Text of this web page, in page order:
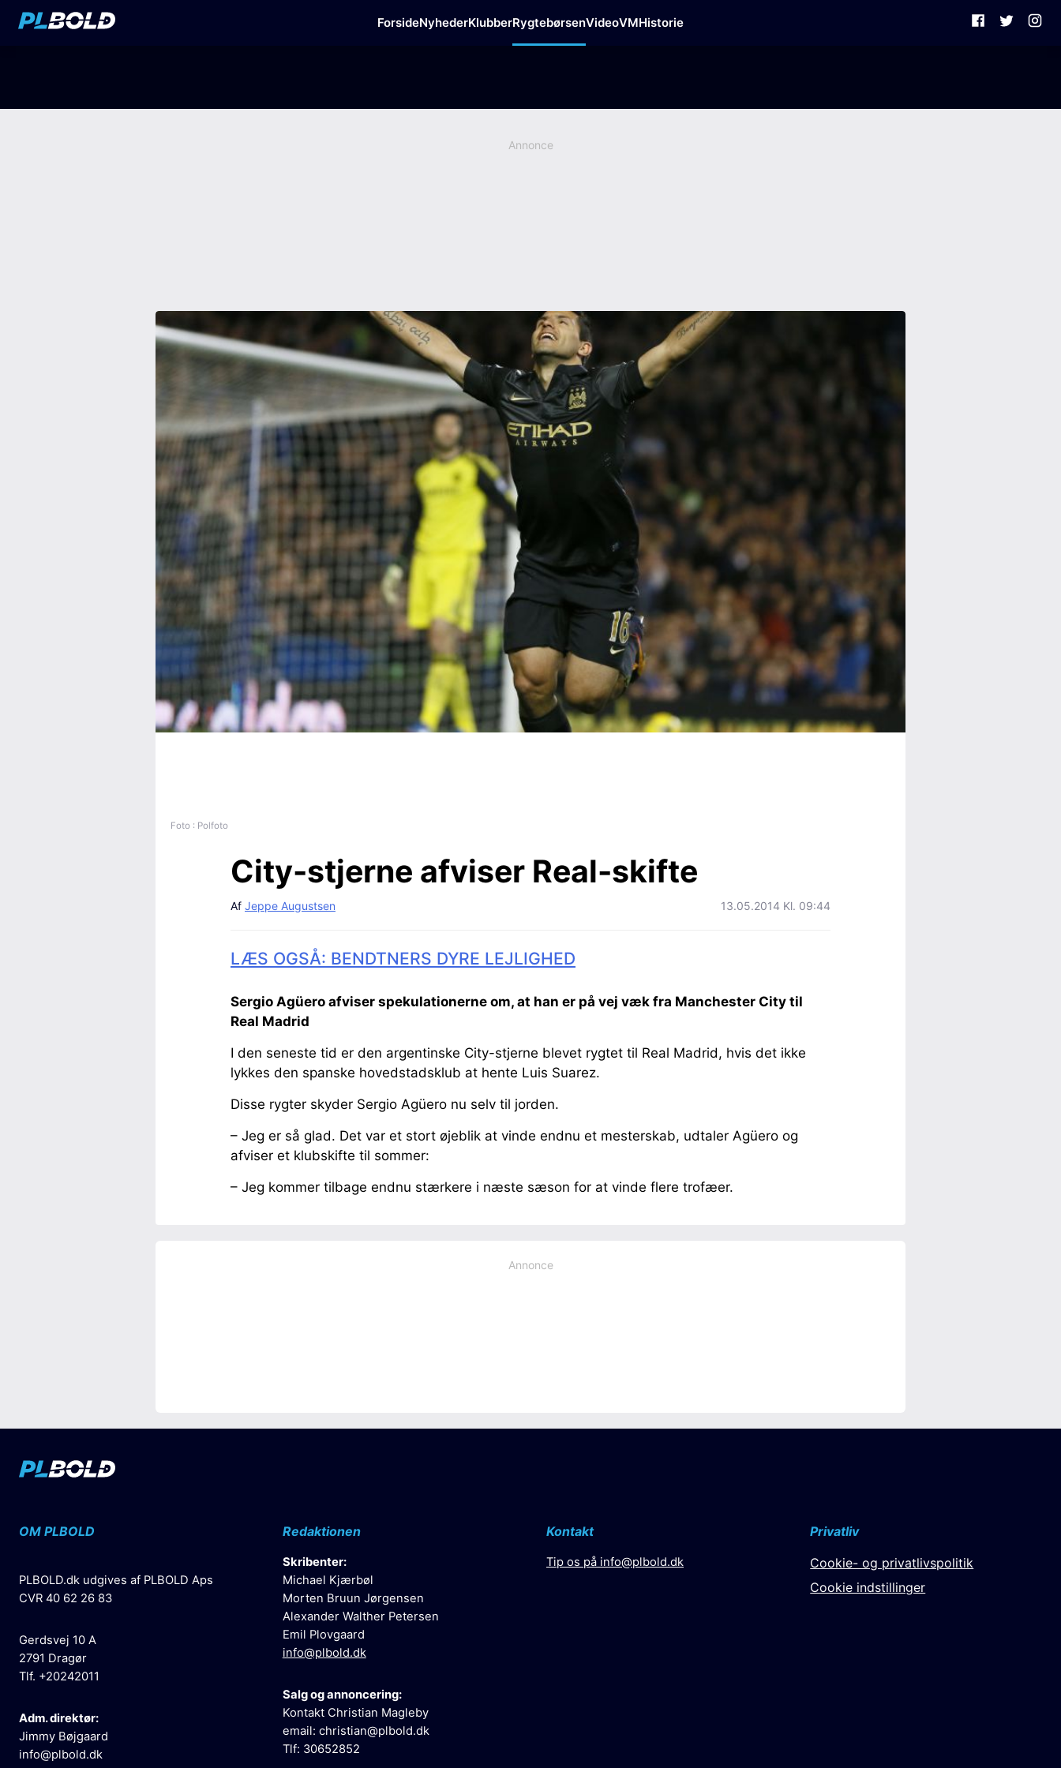
ForsideNyhederKlubberRygtebørsenVideoVMHistorie
Annonce
Foto : Polfoto
City-stjerne afviser Real-skifte
Af Jeppe Augustsen 13.05.2014 Kl. 09:44
LÆS OGSÅ: BENDTNERS DYRE LEJLIGHED
Sergio Agüero afviser spekulationerne om, at han er på vej væk fra Manchester City til
Real Madrid
I den seneste tid er den argentinske City-stjerne blevet rygtet til Real Madrid, hvis det ikke
lykkes den spanske hovedstadsklub at hente Luis Suarez.
Disse rygter skyder Sergio Agüero nu selv til jorden.
– Jeg er så glad. Det var et stort øjeblik at vinde endnu et mesterskab, udtaler Agüero og
afviser et klubskifte til sommer:
– Jeg kommer tilbage endnu stærkere i næste sæson for at vinde flere trofæer.
Annonce
OM PLBOLD
PLBOLD.dk udgives af PLBOLD Aps
CVR 40 62 26 83
Gerdsvej 10 A
2791 Dragør
Tlf. +20242011
Adm. direktør:
Jimmy Bøjgaard
info@plbold.dk
Redaktionen
Skribenter:
Michael Kjærbøl
Morten Bruun Jørgensen
Alexander Walther Petersen
Emil Plovgaard
info@plbold.dk
Salg og annoncering:
Kontakt Christian Magleby
email: christian@plbold.dk
Tlf: 30652852
Kontakt
Tip os på info@plbold.dk
Privatliv
Cookie- og privatlivspolitik
Cookie indstillinger